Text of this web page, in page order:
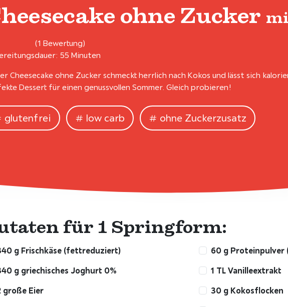
ohne Zucker
(1 Bewertung)
55 Minuten
Cheesecake ohne Zucker schmeckt herrlich nach Kokos und lässt sich
Dessert für einen genussvollen Sommer. Gleich probieren!
glutenfrei low carb ohne Zuckerzusatz
für 1 Springform:
g Frischkäse (fettreduziert)
g griechisches Joghurt 0%
große Eier
60 g Proteinpulver
1 TL Vanilleextrakt
30 g Kokosflocken